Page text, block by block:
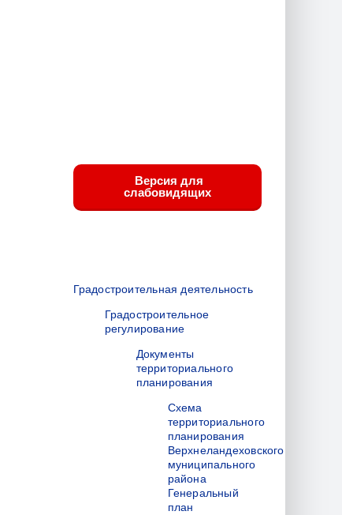
Версия для
слабовидящих
Градостроительная деятельность
Градостроительное
регулирование
Документы
территориального
планирования
Схема
территориального
планирования
Верхнеландеховского
муниципального
района
Генеральный
план